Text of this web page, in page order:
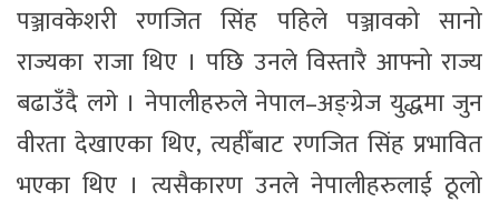
पञ्जावकेशरी रणजित सिंह पहिले पञ्जावको सानो
राज्यका राजा थिए । पछि उनले विस्तारै आफ्नो राज्य
बढाउँदै लगे । नेपालीहरुले नेपाल–अङ्ग्रेज युद्धमा जुन
वीरता देखाएका थिए, त्यहीँबाट रणजित सिंह प्रभावित
भएका थिए । त्यसैकारण उनले नेपालीहरुलाई ठूलो